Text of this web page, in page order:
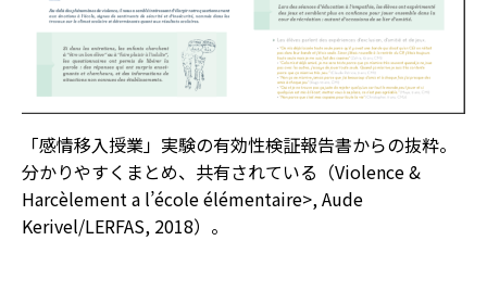
「感情移入授業」実験の有効性検証報告書からの抜粋。
分かりやすくまとめ、共有されている（Violence &
Harcèlement a l’école élémentaire>, Aude
Kerivel/LERFAS, 2018）。